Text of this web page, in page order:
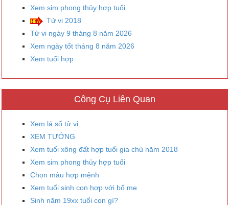
Xem sim phong thủy hợp tuổi
Tử vi 2018
Tử vi ngày 9 tháng 8 năm 2026
Xem ngày tốt tháng 8 năm 2026
Xem tuổi hợp
Công Cụ Liên Quan
Xem lá số tử vi
XEM TƯỚNG
Xem tuổi xông đất hợp tuổi gia chủ năm 2018
Xem sim phong thủy hợp tuổi
Chọn màu hợp mệnh
Xem tuổi sinh con hợp với bố mẹ
Sinh năm 19xx tuổi con gì?